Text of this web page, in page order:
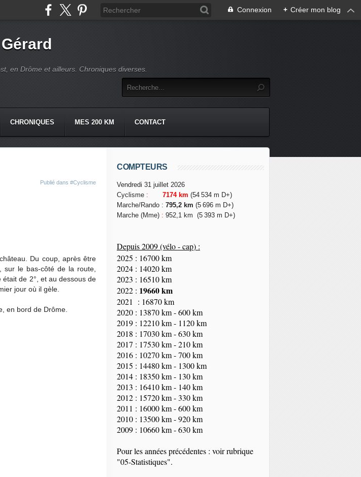
Connexion + Créer mon blog
en Drôme et ailleurs. Chroniques diverses.
CHRONIQUES MES 200 KM CONTACT
Publié dans #Cyclisme
Du coup, après être
sur le bas-côté de la route,
de 2°, et au dessous de
jour où il gèle.
en bord de Drôme.
COMPTEURS
Vendredi 31 juillet 2026
Cyclisme : 7174 km (54 534 m D+)
Marche/Rando : 795,2 km (5 696 m D+)
Marche (Mme) : 952,1 km (5 393 m D+)
Depuis 2009 (vélo - cap) :
2025 : 16700 km
2024 : 14020 km
2023 : 16510 km
2022 : 19660 km
2021 : 16870 km
2020 : 13870 km - 600 km
2019 : 12210 km - 1120 km
2018 : 17030 km - 630 km
2017 : 17530 km - 210 km
2016 : 10270 km - 700 km
2015 : 14480 km - 1300 km
2014 : 18350km- 130 km
2013 : 16410 km - 140 km
2012 : 15720 km - 330 km
2011 : 16000 km - 600 km
2010 : 13500 km - 920 km
2009 : 10660 km - 630 km
Pour les années précédentes : voir rubrique
"05-Statistiques".